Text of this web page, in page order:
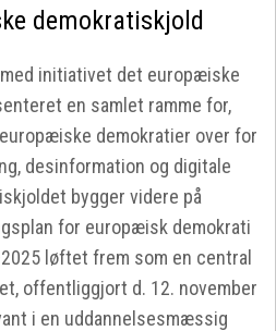
demokratiskjold
initiativet det europæiske
en samlet ramme for,
demokratier over for
desinformation og digitale
bygger videre på
for europæisk demokrati
løftet frem som en central
offentliggjort d. 12. november
i en uddannelsesmæssig